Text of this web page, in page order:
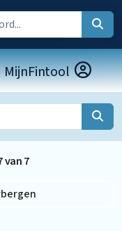
MijnFintool
van7